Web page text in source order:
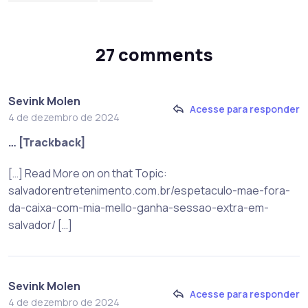
27 comments
Sevink Molen
4 de dezembro de 2024
Acesse para responder
… [Trackback]
[…] Read More on on that Topic:
salvadorentretenimento.com.br/espetaculo-mae-fora-
da-caixa-com-mia-mello-ganha-sessao-extra-em-
salvador/ […]
Sevink Molen
4 de dezembro de 2024
Acesse para responder